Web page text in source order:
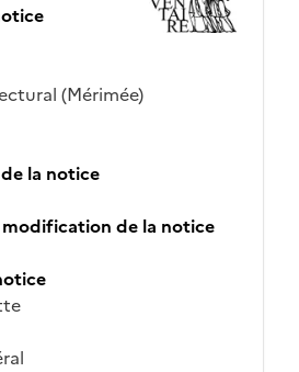
(Mérimée)
la notice
de la notice